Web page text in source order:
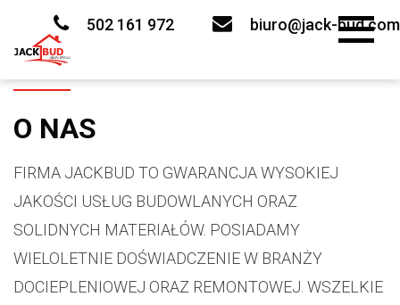
502 161 972 biuro@jack-bud.com
O NAS
FIRMA JACKBUD TO GWARANCJA WYSOKIEJ
JAKOŚCI USŁUG BUDOWLANYCH ORAZ
SOLIDNYCH MATERIAŁÓW. POSIADAMY
WIELOLETNIE DOŚWIADCZENIE W BRANŻY
DOCIEPLENIOWEJ ORAZ REMONTOWEJ. WSZELKIE